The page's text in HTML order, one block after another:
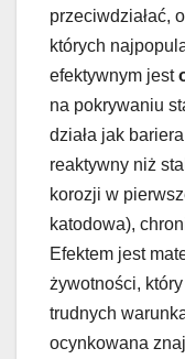
przeciwdziałać,
których
efektywnym jest
na pokrywaniu
działa jak
reaktywny niż
korozji w
katodowa),
Efektem jest
żywotności,
trudnych
ocynkowana